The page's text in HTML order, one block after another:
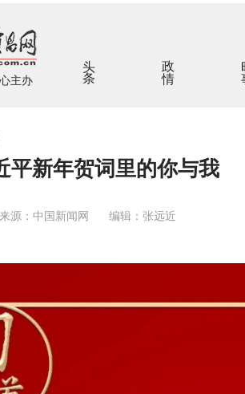
主办
头条 政情
平新年贺词里的你与我
来源：中国新闻网 编辑：张远近